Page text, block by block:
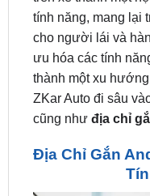
ưu hóa các tính
thành một xu hướng
ZKar Auto đi sâu
cũng nhưđịa chỉ
Địa Chỉ Gắn